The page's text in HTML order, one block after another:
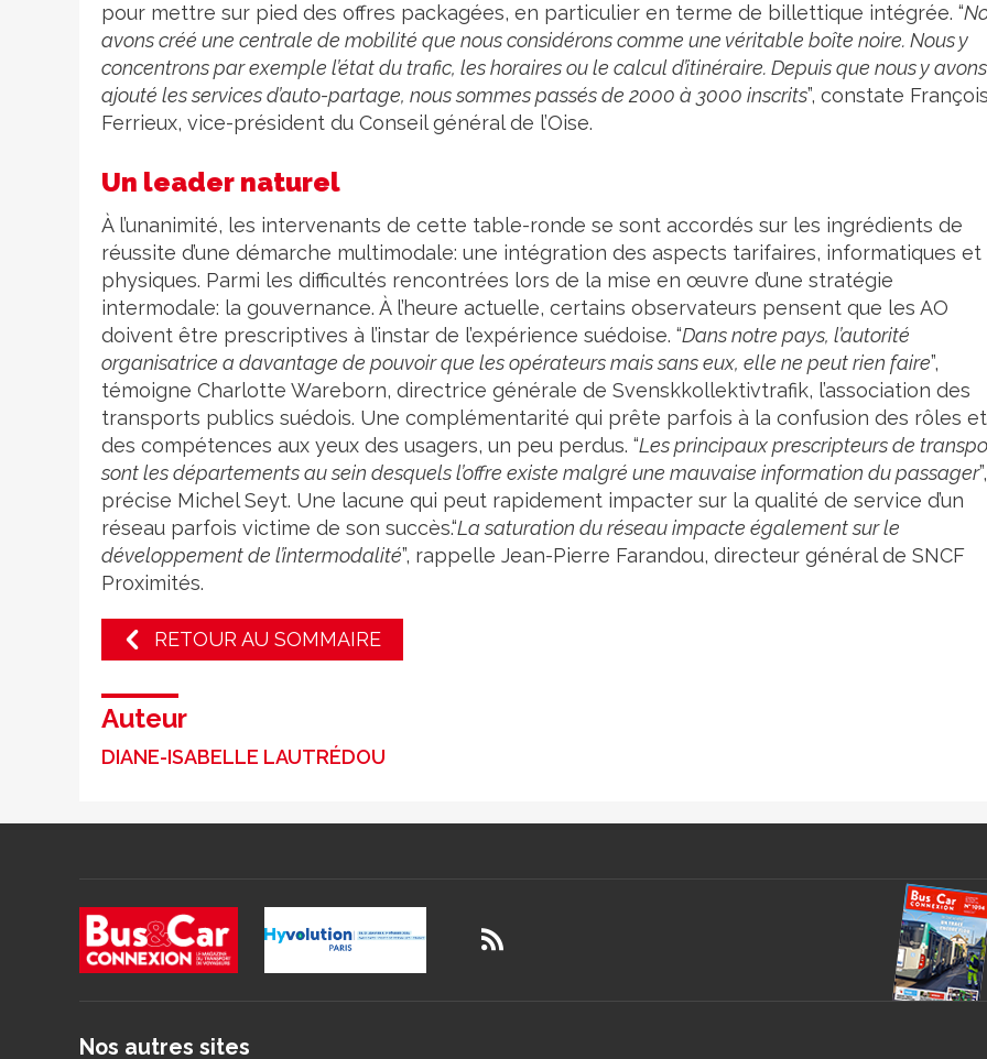
pour mettre sur pied des offres packagées, en particulier en terme de billettique intégrée. “
avons créé une centrale de mobilité que nous considérons comme une véritable boîte noire. Nous y
concentrons par exemple l’état du trafic, les horaires ou le calcul d’itinéraire. Depuis que nous y avons
ajouté les services d’auto-partage, nous sommes passés de 2000 à 3000 inscrits”, constate
Ferrieux, vice-président du Conseil général de l’Oise.
Un leader naturel
À l’unanimité, les intervenants de cette table-ronde se sont accordés sur les ingrédients de
réussite d’une démarche multimodale: une intégration des aspects tarifaires, informatiques et
physiques. Parmi les difficultés rencontrées lors de la mise en œuvre d’une stratégie
intermodale: la gouvernance. À l’heure actuelle, certains observateurs pensent que les AO
doivent être prescriptives à l’instar de l’expérience suédoise. “Dans notre pays, l’autorité
organisatrice a davantage de pouvoir que les opérateurs mais sans eux, elle ne peut rien faire”,
témoigne Charlotte Wareborn, directrice générale de Svenskkollektivtrafik, l’association des
transports publics suédois. Une complémentarité qui prête parfois à la confusion des rôles et
des compétences aux yeux des usagers, un peu perdus. “Les principaux prescripteurs de
sont les départements au sein desquels l’offre existe malgré une mauvaise information du passager”,
précise Michel Seyt. Une lacune qui peut rapidement impacter sur la qualité de service d’un
réseau parfois victime de son succès.“La saturation du réseau impacte également sur le
développement de l’intermodalité”, rappelle Jean-Pierre Farandou, directeur général de SNCF
Proximités.
RETOUR AU SOMMAIRE
Auteur
DIANE-ISABELLE LAUTRÉDOU
Nos autres sites